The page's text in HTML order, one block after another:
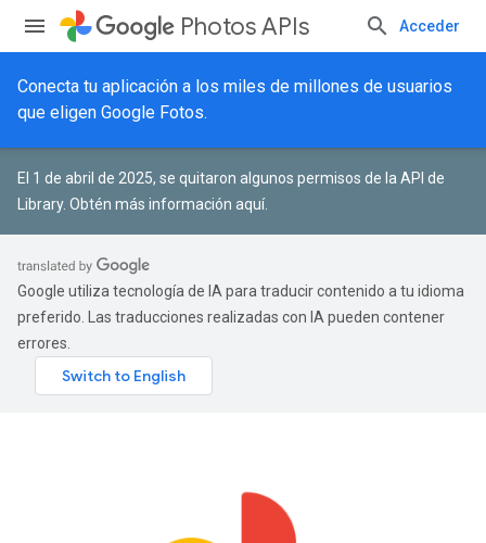
Photos APIs Acceder
Conecta tu aplicación a los miles de millones de usuarios
que eligen Google Fotos.
El 1 de abril de 2025, se quitaron algunos permisos de la API de
Library. Obtén más información aquí.
Google utiliza tecnología de IA para traducir contenido a tu idioma
preferido. Las traducciones realizadas con IA pueden contener
errores.